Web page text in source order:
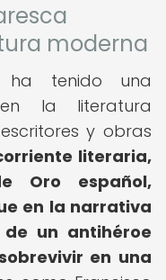
moderna
ha tenido una
en la literatura
y obras
literaria,
Oro español,
en la narrativa
un antihéroe
en una